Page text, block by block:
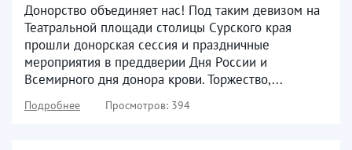
Донорство объединяет нас! Под таким девизом на
Театральной площади столицы Сурского края
прошли донорская сессия и праздничные
мероприятия в преддверии Дня России и
Всемирного дня донора крови. Торжество,...
Подробнее Просмотров: 394